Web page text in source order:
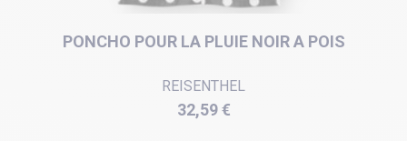
PONCHO POUR LA PLUIE NOIR A POIS
REISENTHEL
Prix
32,59 €